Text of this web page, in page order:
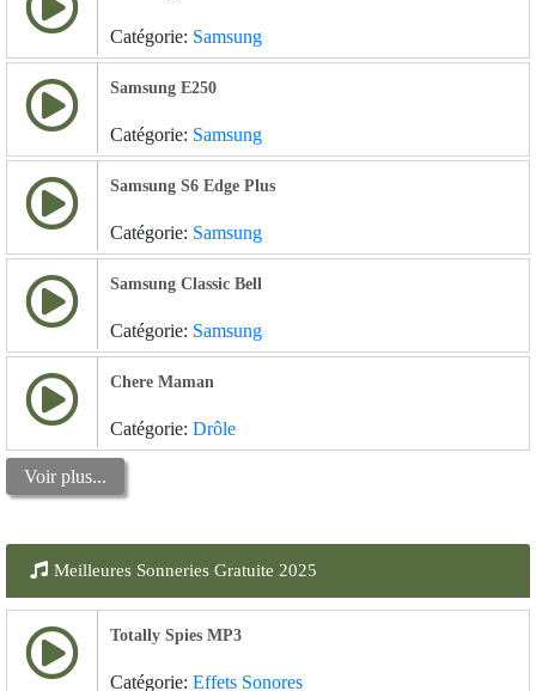
Catégorie: Samsung
Samsung E250
Catégorie: Samsung
Samsung S6 Edge Plus
Catégorie: Samsung
Samsung Classic Bell
Catégorie: Samsung
Chere Maman
Catégorie: Drôle
Voir plus...
Meilleures Sonneries Gratuite 2025
Totally Spies MP3
Catégorie: Effets Sonores